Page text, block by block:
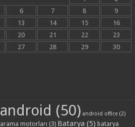
6 7 8
9
13 14 15
16
20 21 22
23
27 28 29
30
android (50) android office (2)
arama motorları (3) Batarya (5) batarya